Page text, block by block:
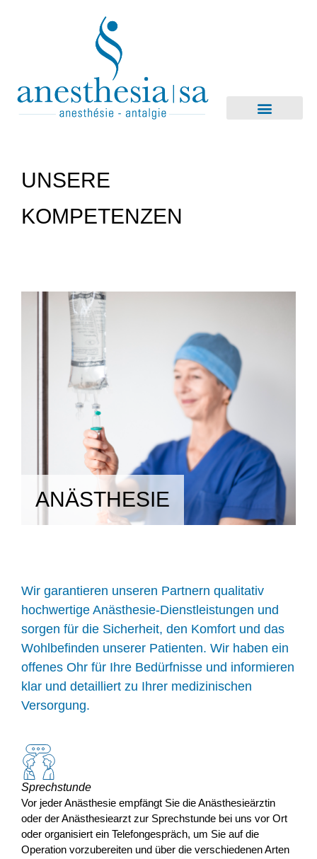
UNSERE
KOMPETENZEN
ANÄSTHESIE
Wir garantieren unseren Partnern qualitativ
hochwertige Anästhesie-Dienstleistungen und
sorgen für die Sicherheit, den Komfort und das
Wohlbefinden unserer Patienten. Wir haben ein
offenes Ohr für Ihre Bedürfnisse und informieren
klar und detailliert zu Ihrer medizinischen
Versorgung.
Sprechstunde
Vor jeder Anästhesie empfängt Sie die Anästhesieärztin
oder der Anästhesiearzt zur Sprechstunde bei uns vor Ort
oder organisiert ein Telefongespräch, um Sie auf die
Operation vorzubereiten und über die verschiedenen Arten